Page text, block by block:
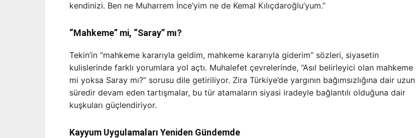
kendinizi. Ben ne Muharrem İnce’yim ne de Kemal Kılıçdaroğlu’yum.”
“Mahkeme” mi, “Saray” mı?
Tekin’in “mahkeme kararıyla geldim, mahkeme kararıyla giderim” sözleri, siyasetin
kulislerinde farklı yorumlara yol açtı. Muhalefet çevrelerinde, “Asıl belirleyici olan mahkeme
mi yoksa Saray mı?” sorusu dile getiriliyor. Zira Türkiye’de yargının bağımsızlığına dair uzun
süredir devam eden tartışmalar, bu tür atamaların siyasi iradeyle bağlantılı olduğuna dair
kuşkuları güçlendiriyor.
Kayyum Uygulamaları Yeniden Gündemde